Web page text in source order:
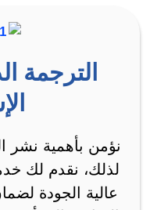
الترجمة
نؤمن بأهمية نشر
لذلك، نقدم لك
عالية الجودة